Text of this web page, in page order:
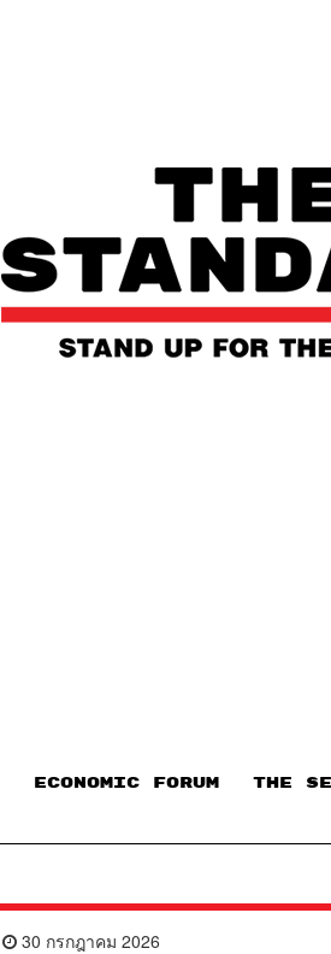
ECONOMIC FORUM THE
30 กรกฎาคม 2026